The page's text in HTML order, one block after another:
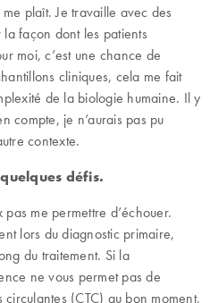
plaît. Je travaille avec des
façon dont les patients
moi, c’est une chance de
cliniques, cela me fait
de la biologie humaine. Il y
compte, je n’aurais pas pu
contexte.
défis.
me permettre d’échouer.
lors du diagnostic primaire,
du traitement. Si la
ne vous permet pas de
(CTC) au bon moment,